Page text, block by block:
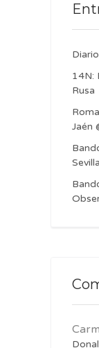
14N:
Rusa
Jaén